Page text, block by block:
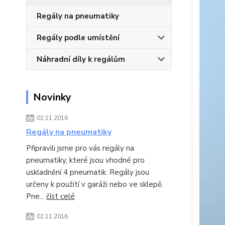
Regály na pneumatiky
Regály podle umístění
Náhradní díly k regálům
Novinky
02.11.2016
Regály na pneumatiky
Připravili jsme pro vás regály na
pneumatiky, které jsou vhodné pro
uskladnění 4 pneumatik. Regály jsou
určeny k použití v garáži nebo ve sklepě.
Pne... číst celé
02.11.2016